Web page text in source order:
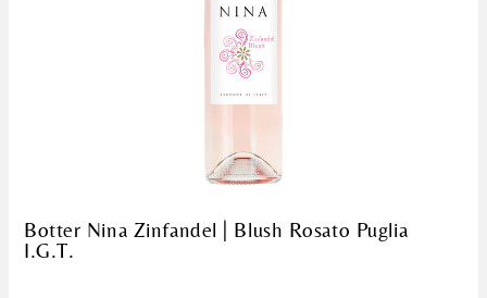
Botter Nina Zinfandel | Blush Rosato Puglia
I.G.T.